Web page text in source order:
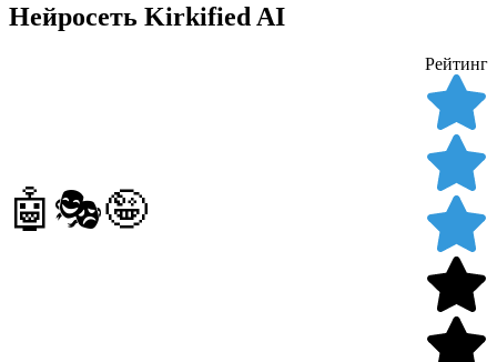
Нейросеть Kirkified AI
🤖🎭🤪
Рейтинг